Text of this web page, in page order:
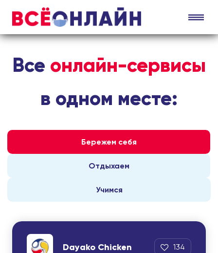
Все онлайн-сервисы
в одном месте:
Бережем себя
Отдыхаем
Учимся
Dayako Chicken 134